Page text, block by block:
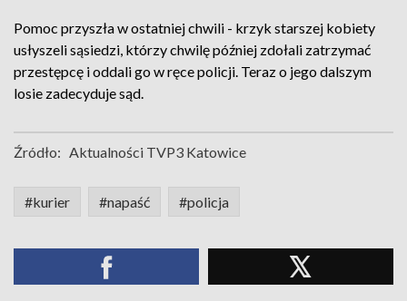
Pomoc przyszła w ostatniej chwili - krzyk starszej kobiety
usłyszeli sąsiedzi, którzy chwilę później zdołali zatrzymać
przestępcę i oddali go w ręce policji. Teraz o jego dalszym
losie zadecyduje sąd.
Źródło: Aktualności TVP3 Katowice
#kurier #napaść #policja